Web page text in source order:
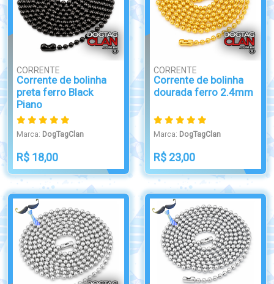
CORRENTE
Corrente de bolinha
preta ferro Black
Piano
Marca: DogTagClan
R$ 18,00
CORRENTE
Corrente de bolinha
dourada ferro 2.4mm
Marca: DogTagClan
R$ 23,00